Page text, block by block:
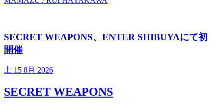
SECRET WEAPONS、ENTER SHIBUYAにて初
開催
土 15 8月 2026
SECRET WEAPONS